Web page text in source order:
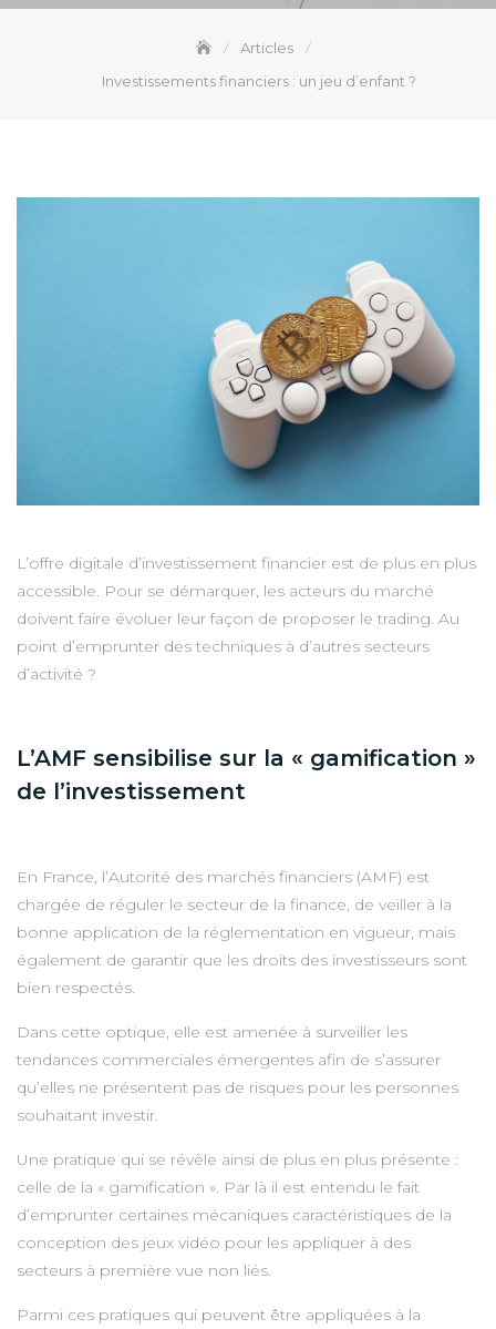
Articles
Investissements financiers : un jeu d’enfant ?
L’offre digitale d’investissement financier est de plus en plus
accessible. Pour se démarquer, les acteurs du marché
doivent faire évoluer leur façon de proposer le trading. Au
point d’emprunter des techniques à d’autres secteurs
d’activité ?
L’AMF sensibilise sur la « gamification »
de l’investissement
En France, l’Autorité des marchés financiers (AMF) est
chargée de réguler le secteur de la finance, de veiller à la
bonne application de la réglementation en vigueur, mais
également de garantir que les droits des investisseurs sont
bien respectés.
Dans cette optique, elle est amenée à surveiller les
tendances commerciales émergentes afin de s’assurer
qu’elles ne présentent pas de risques pour les personnes
souhaitant investir.
Une pratique qui se révèle ainsi de plus en plus présente :
celle de la « gamification ». Par là il est entendu le fait
d’emprunter certaines mécaniques caractéristiques de la
conception des jeux vidéo pour les appliquer à des
secteurs à première vue non liés.
Parmi ces pratiques qui peuvent être appliquées à la